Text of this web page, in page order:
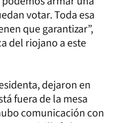
votar. Toda esa
que garantizar”,
del riojano a este
dejaron en
fuera de la mesa
comunicación con